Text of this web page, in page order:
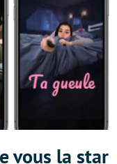
vous la star